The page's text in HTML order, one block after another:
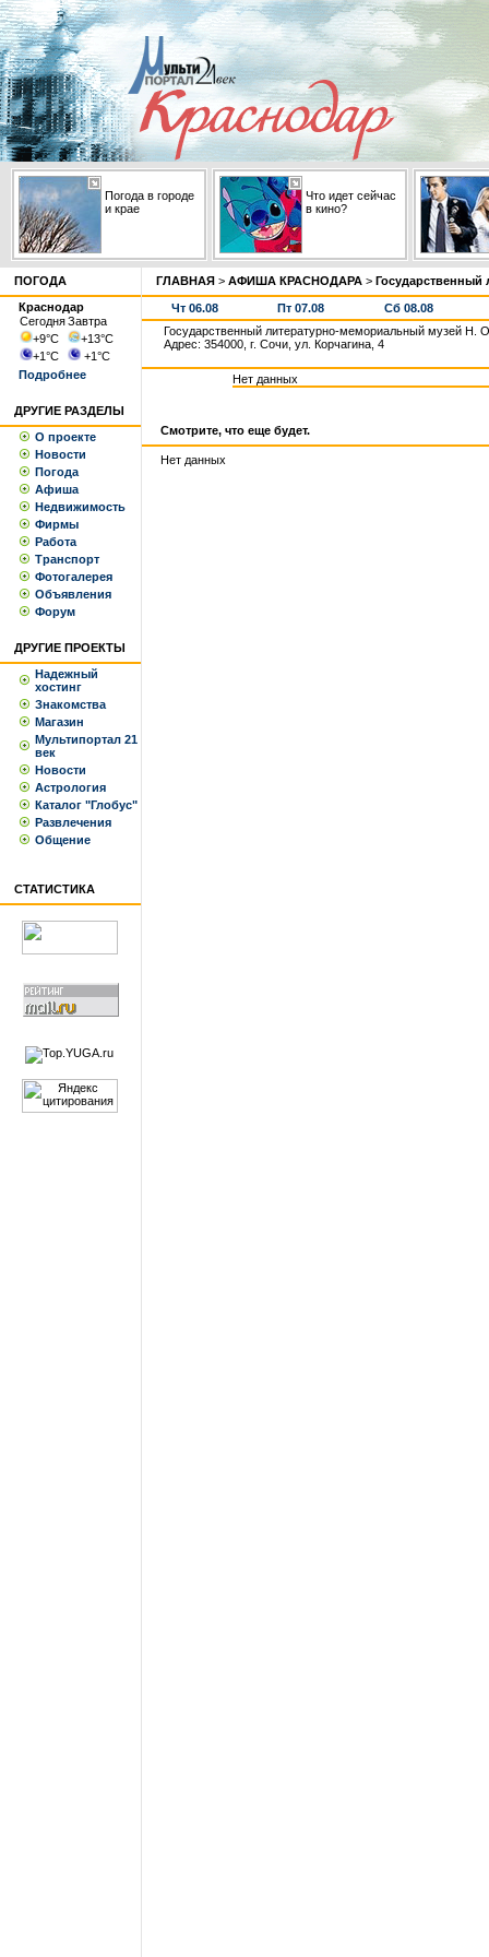
Погода в городе
и крае
Что идет сейчас
в кино?
ПОГОДА
Краснодар
СегодняЗавтра
+9°С +13°С
+1°С +1°С
Подробнее
ДРУГИЕ РАЗДЕЛЫ
О проекте
Новости
Погода
Афиша
Недвижимость
Фирмы
Работа
Транспорт
Фотогалерея
Объявления
Форум
ДРУГИЕ ПРОЕКТЫ
Надежный
хостинг
Знакомства
Магазин
Мультипортал 21
век
Новости
Астрология
Каталог "Глобус"
Развлечения
Общение
СТАТИСТИКА
ГЛАВНАЯ > АФИША КРАСНОДАРА > Государственный
Чт 06.08 Пт 07.08
Сб 08.08
Государственный литературно-мемориальный музей Н.
Адрес: 354000, г. Сочи, ул. Корчагина, 4
Нет данных
Смотрите, что еще будет.
Нет данных